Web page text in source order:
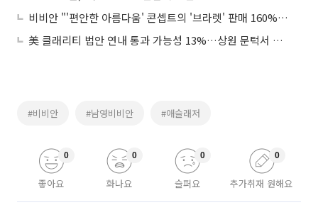
비비안 "'편안한 아름다움' 콘셉트의 '브라렛' 판매 160%↑"
美 클래리티 법안 연내 통과 가능성 13%…상원 문턱서 제동
#비비안 #남영비비안 #애슬래저
좋아요
0
화나요
0
슬퍼요
0
추가취재 원해요
0